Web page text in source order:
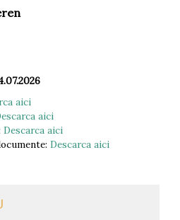
aici
aici
Descarca aici
Descarca aici